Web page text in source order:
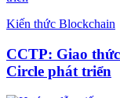
Kiến thức Blockchain
CCTP: Giao
Circle phát triển